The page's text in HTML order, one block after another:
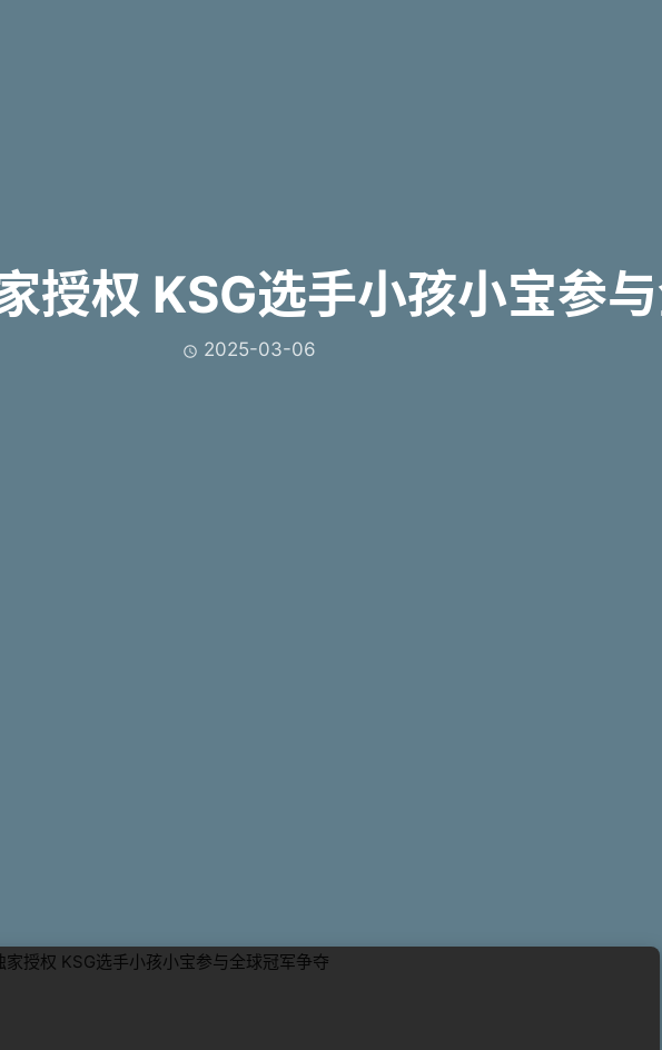
授权 KSG选手小孩小宝参
 2025-03-06